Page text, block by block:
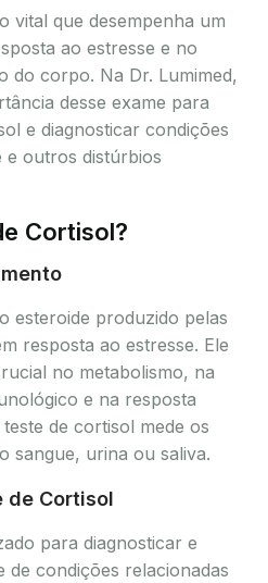
vital que desempenha um
ao estresse e no
do corpo. Na Dr. Lumimed,
desse exame para
e diagnosticar condições
e outros distúrbios
Cortisol?
esteroide produzido pelas
resposta ao estresse. Ele
no metabolismo, na
e na resposta
de cortisol mede os
sangue, urina ou saliva.
de Cortisol
para diagnosticar e
de condições relacionadas